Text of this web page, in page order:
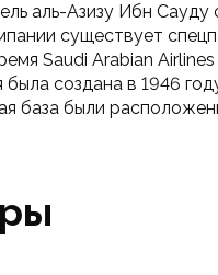
аль-Азизу Ибн Сауду
существует
Saudi Arabian
была создана в 1946
база были